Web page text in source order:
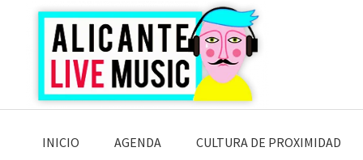
Saltar
navegación
principal
Saltar
contenido
principal
Saltar
lateral
principalINICIO AGENDA CULTURA DE PROXIMIDAD